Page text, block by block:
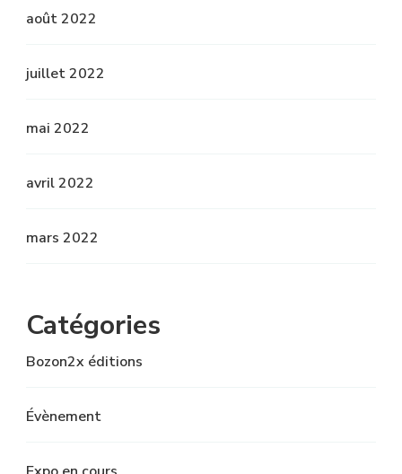
août 2022
juillet 2022
mai 2022
avril 2022
mars 2022
Catégories
Bozon2x éditions
Évènement